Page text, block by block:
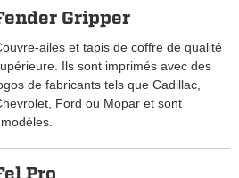
Gripper
ailes et tapis de coffre de qualité
Ils sont imprimés avec des
de fabricants tels que Cadillac,
Ford ou Mopar et sont
Pro